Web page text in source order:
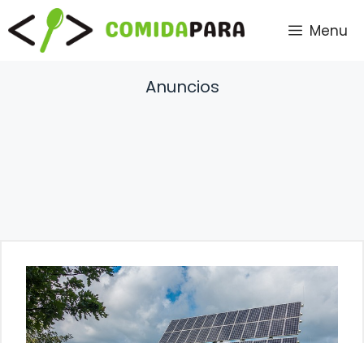
Saltar
al
contenido
Menu
Anuncios